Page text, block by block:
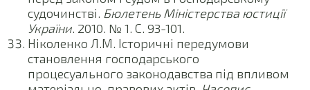
судочинстві. Бюлетень Міністерства юстиції
України. 2010. № 1. С. 93-101.
Ніколенко Л.М. Історичні передумови
становлення господарського
процесуального законодавства під впливом